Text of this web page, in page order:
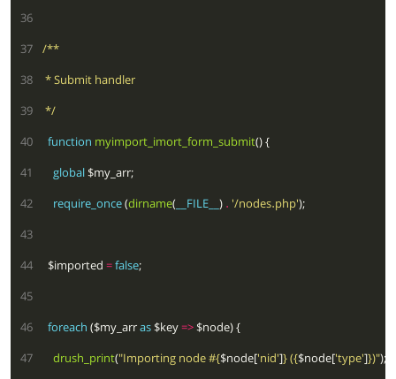
  36
  37
/**
  38
* Submit handler
  39
*/
  40
function myimport_imort_form_submit
() {
  41
global
$my_arr;
  42
require_once (dirname(__FILE__) . '/nodes.php' );
  43
  44
  $imported
=false;
  45
  46
foreach ($my_arr as $key =>
$node) {
  47
drush_print("Importing node #{$node['nid']} ({$node['type']})"